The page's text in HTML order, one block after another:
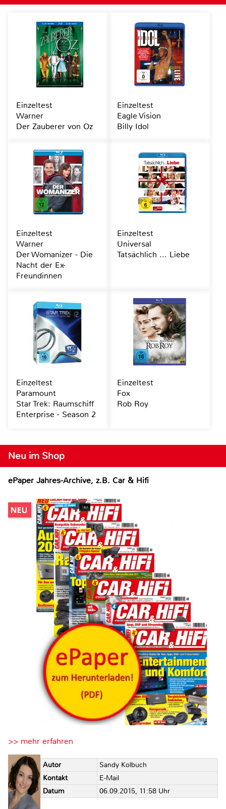
Neu im Shop
ePaper Jahres-Archive, z.B. Car & Hifi
>> mehr erfahren
Autor
Sandy Kolbuch
Kontakt
E-Mail
Datum
06.09.2015, 11:58 Uhr
Einzeltest
Warner
Der Zauberer von Oz
Einzeltest
Eagle Vision
Billy Idol
Einzeltest
Warner
Der Womanizer - Die
Nacht der Ex-
Freundinnen
Einzeltest
Universal
Tatsächlich ... Liebe
Einzeltest
Paramount
Star Trek: Raumschiff
Enterprise - Season 2
Einzeltest
Fox
Rob Roy